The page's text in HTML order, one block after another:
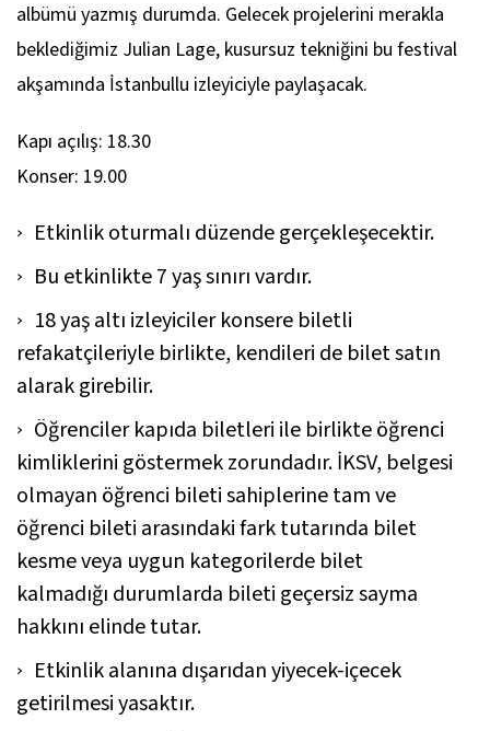
albümü yazmış durumda. Gelecek projelerini merakla
beklediğimiz Julian Lage, kusursuz tekniğini bu festival
akşamında İstanbullu izleyiciyle paylaşacak.
Kapı açılış: 18.30
Konser: 19.00
Etkinlik oturmalı düzende gerçekleşecektir.
Bu etkinlikte 7 yaş sınırı vardır.
18 yaş altı izleyiciler konsere biletli
refakatçileriyle birlikte, kendileri de bilet satın
alarak girebilir.
Öğrenciler kapıda biletleri ile birlikte öğrenci
kimliklerini göstermek zorundadır. İKSV, belgesi
olmayan öğrenci bileti sahiplerine tam ve
öğrenci bileti arasındaki fark tutarında bilet
kesme veya uygun kategorilerde bilet
kalmadığı durumlarda bileti geçersiz sayma
hakkını elinde tutar.
Etkinlik alanına dışarıdan yiyecek-içecek
getirilmesi yasaktır.